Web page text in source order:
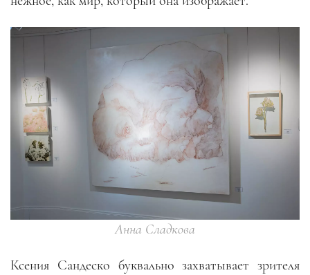
Анна Сладкова
Ксения Сандеско буквально захватывает зрителя